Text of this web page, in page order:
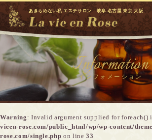
あきらめない私 エステサロン 岐阜 名古屋 東京 大阪
Information
インフォメーション
Warning : Invalid argument supplied for foreach()
vieen-rose.com/public_html/wp/wp-content/
rose.com/single.php on line33